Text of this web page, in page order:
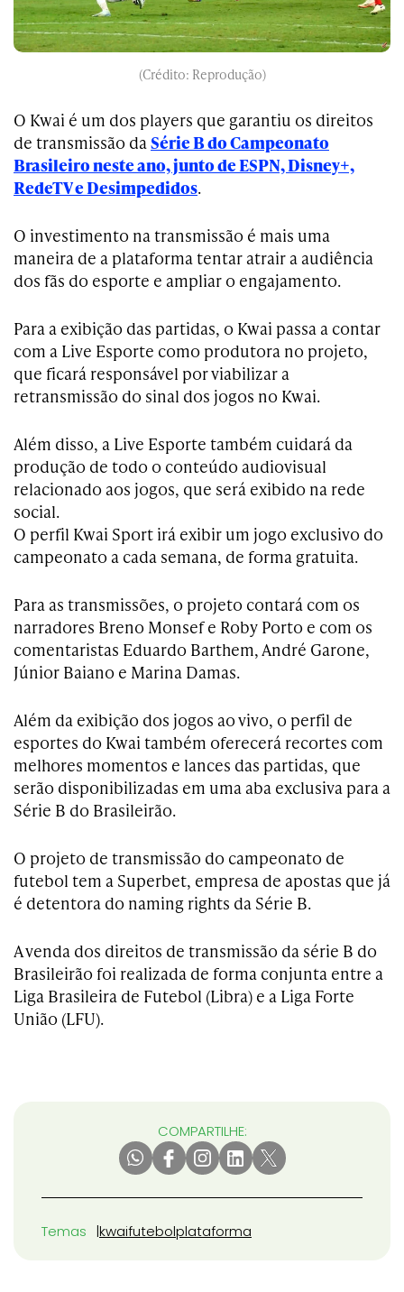
(Crédito: Reprodução)
O Kwai é um dos players que garantiu os direitos
de transmissão daSérie B do Campeonato
Brasileiro neste ano, junto de ESPN, Disney+,
RedeTV e Desimpedidos.
O investimento na transmissão é mais uma
maneira de a plataforma tentar atrair a audiência
dos fãs do esporte e ampliar o engajamento.
Para a exibição das partidas, o Kwai passa a contar
com a Live Esporte como produtora no projeto,
que ficará responsável por viabilizar a
retransmissão do sinal dos jogos no Kwai.
Além disso, a Live Esporte também cuidará da
produção de todo o conteúdo audiovisual
relacionado aos jogos, que será exibido na rede
social.
O perfil Kwai Sport irá exibir um jogo exclusivo do
campeonato a cada semana, de forma gratuita.
Para as transmissões, o projeto contará com os
narradores Breno Monsef e Roby Porto e com os
comentaristas Eduardo Barthem, André Garone,
Júnior Baiano e Marina Damas.
Além da exibição dos jogos ao vivo, o perfil de
esportes do Kwai também oferecerá recortes com
melhores momentos e lances das partidas, que
serão disponibilizadas em uma aba exclusiva para a
Série B do Brasileirão.
O projeto de transmissão do campeonato de
futebol tem a Superbet, empresa de apostas que já
é detentora do naming rights da Série B.
A venda dos direitos de transmissão da série B do
Brasileirão foi realizada de forma conjunta entre a
Liga Brasileira de Futebol (Libra) e a Liga Forte
União (LFU).
COMPARTILHE:
Temas kwaifutebolplataforma